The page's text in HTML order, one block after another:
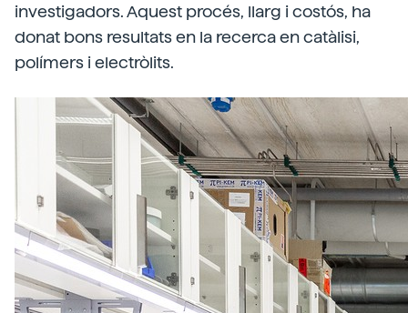
investigadors. Aquest procés, llarg i costós, ha
donat bons resultats en la recerca en catàlisi,
polímers i electròlits.